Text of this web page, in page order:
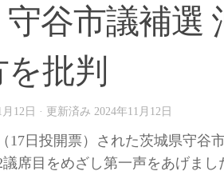
谷市議補選
批判
月12日 · 更新済み 2024年11月12日
17日投開票）された茨城県守谷
席目をめざし第一声をあげまし